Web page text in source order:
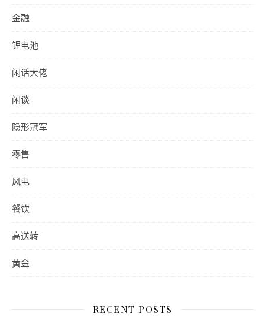
金融
锂电池
闲话大佬
闲谈
隐形冠军
零售
风电
餐饮
高送转
黄金
RECENT POSTS